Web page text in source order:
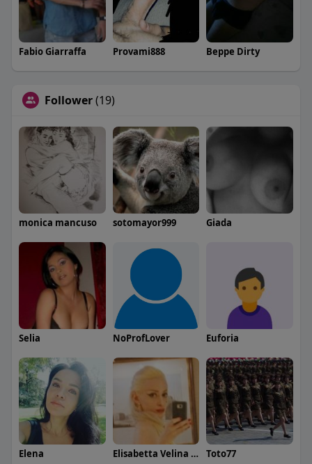
Fabio Giarraffa Provami888 Beppe Dirty
Follower(19)
monica mancuso sotomayor999 Giada
Selia NoProfLover Euforia
Elena Elisabetta Velina Padana Toto77